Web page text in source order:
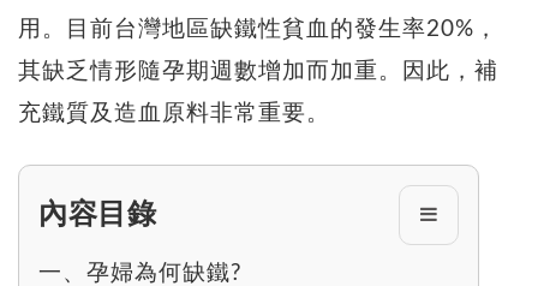
用。目前台灣地區缺鐵性貧血的發生率20%，
其缺乏情形隨孕期週數增加而加重。因此，補
充鐵質及造血原料非常重要。
內容目錄
一、孕婦為何缺鐵?